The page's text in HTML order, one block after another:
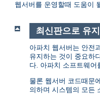
웹서버를 운영할때 도움이
최신판으로 유지
아파치 웹서버는 안전
유지하는 것이 중요하
다. 아파치 소프트웨어
물론 웹서버 코드때문
의하며 시스템의 모든